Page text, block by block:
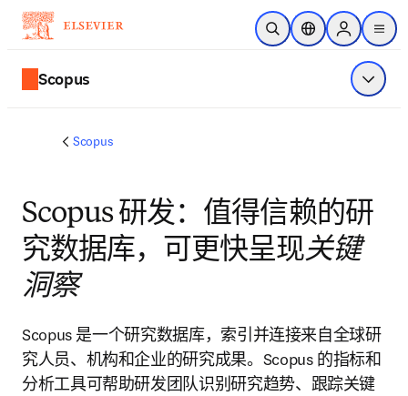
跳转到主内容
开放搜索位置选择器Sign in to
menu
Scopus 显示菜
Scopus
Scopus 研发：值得信赖的研
究数据库，可更快呈现关键
洞察
Scopus 是一个研究数据库，索引并连接来自全球研
究人员、机构和企业的研究成果。Scopus 的指标和
分析工具可帮助研发团队识别研究趋势、跟踪关键